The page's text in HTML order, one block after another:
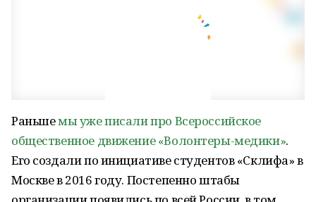
Раньшемы уже писали про Всероссийское
общественное движение «Волонтеры-медики».
Его создали по инициативе студентов «Склифа» в
Москве в 2016 году. Постепенно штабы